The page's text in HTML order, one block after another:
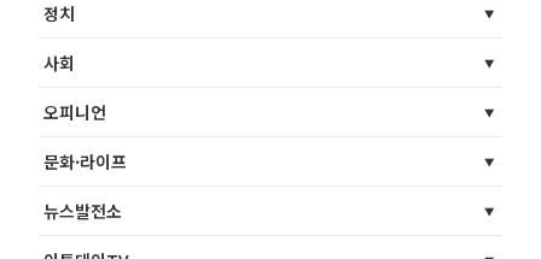
정치
사회
오피니언
문화·라이프
뉴스발전소